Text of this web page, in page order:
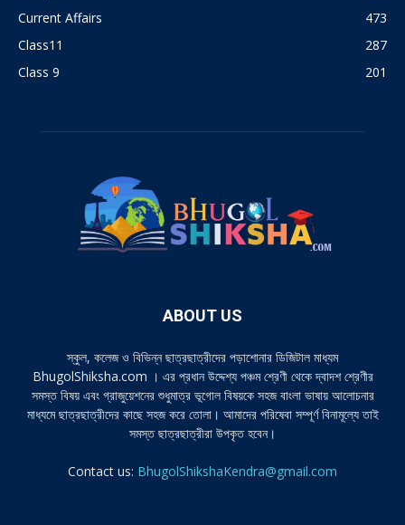
Current Affairs
473
Class11
287
Class 9
201
ABOUT US
স্কুল, কলেজ ও বিভিন্ন ছাত্রছাত্রীদের পড়াশোনার ডিজিটাল মাধ্যম
BhugolShiksha.com । এর প্রধান উদ্দেশ্য পঞ্চম শ্রেণী থেকে দ্বাদশ শ্রেণীর
সমস্ত বিষয় এবং গ্রাজুয়েশনের শুধুমাত্র ভূগোল বিষয়কে সহজ বাংলা ভাষায় আলোচনার
মাধ্যমে ছাত্রছাত্রীদের কাছে সহজ করে তোলা। আমাদের পরিষেবা সম্পূর্ণ বিনামূল্যে তাই
সমস্ত ছাত্রছাত্রীরা উপকৃত হবেন।
Contact us: BhugolShikshaKendra@gmail.com